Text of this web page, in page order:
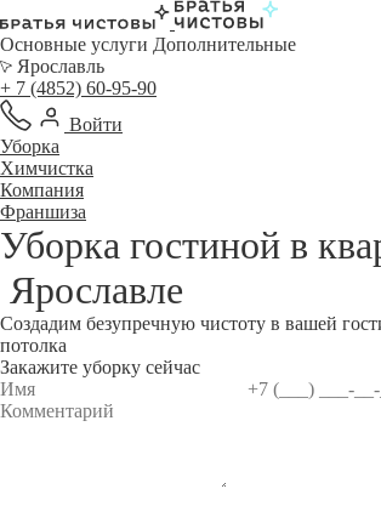
Основные услуги Дополнительные
Ярославль
+ 7 (4852) 60-95-90
Войти
Уборка
Химчистка
Компания
Франшиза
Уборка гостиной в
Ярославле
Создадим безупречную чистоту в вашей
потолка
Закажите уборку сейчас